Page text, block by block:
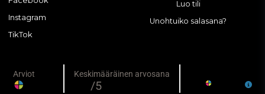
Instagram
TikTok
Luo tili
Unohtuiko salasana?